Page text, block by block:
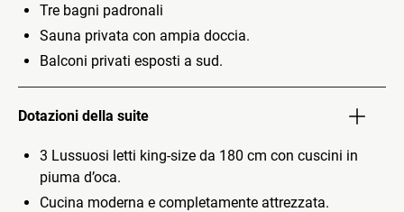
Tre bagni padronali
Sauna privata con ampia doccia.
Balconi privati esposti a sud.
Dotazioni della suite
3 Lussuosi letti king-size da 180 cm con cuscini in
piuma d’oca.
Cucina moderna e completamente attrezzata.